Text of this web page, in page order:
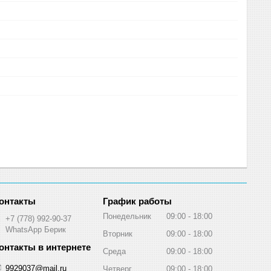
+7 (778) 992-90-37
WhatsApp Берик
9929037@mail.ru
График работы
Понедельник 09:00
18:00
Вторник
09:00
18:00
Среда
09:00
18:00
Четверг
09:00 18:00